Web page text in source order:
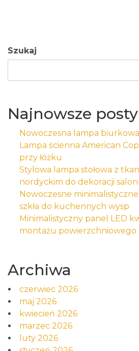
Szukaj
Najnowsze posty
Nowoczesna lampa
Lampa ścienna American
przy łóżku
Stylowa lampa stołowa z
nordyckim do dekoracji
Nowoczesne
szkła do kuchennych wysp
Minimalistyczny panel LED
montażu powierzchniowego
Archiwa
czerwiec 2026
maj 2026
kwiecień 2026
marzec 2026
luty 2026